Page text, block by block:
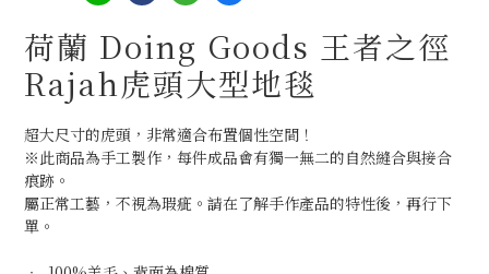
荷蘭 Doing Goods 王者之徑
Rajah虎頭大型地毯
超大尺寸的虎頭，非常適合布置個性空間！
※此商品為手工製作，每件成品會有獨一無二的自然縫合與接合
痕跡。
屬正常工藝，不視為瑕疵。請在了解手作產品的特性後，再行下
單。